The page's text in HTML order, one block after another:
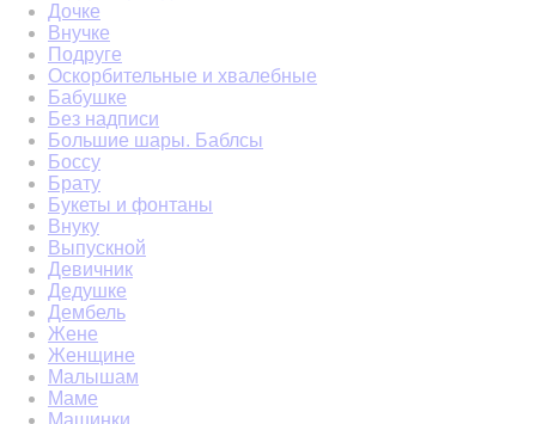
Дочке
Внучке
Подруге
Оскорбительные и хвалебные
Бабушке
Без надписи
Большие шары. Баблсы
Боссу
Брату
Букеты и фонтаны
Внуку
Выпускной
Девичник
Дедушке
Дембель
Жене
Женщине
Малышам
Маме